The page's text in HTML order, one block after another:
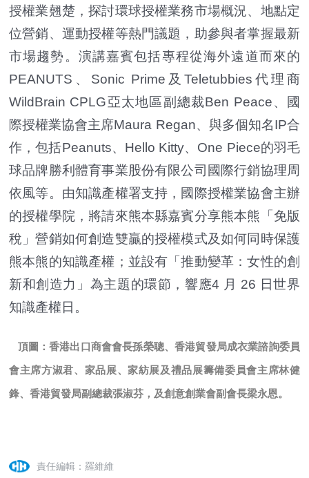
授權業翹楚，探討環球授權業務市場概況、地點定
位營銷、運動授權等熱門議題，助參與者掌握最新
市場趨勢。演講嘉賓包括專程從海外遠道而來的
PEANUTS、Sonic Prime及Teletubbies代理商
WildBrain CPLG亞太地區副總裁Ben Peace、國
際授權業協會主席Maura Regan、與多個知名IP合
作，包括Peanuts、Hello Kitty、One Piece的羽毛
球品牌勝利體育事業股份有限公司國際行銷協理周
依風等。由知識產權署支持，國際授權業協會主辦
的授權學院，將請來熊本縣嘉賓分享熊本熊「免版
稅」營銷如何創造雙贏的授權模式及如何同時保護
熊本熊的知識產權；並設有「推動變革：女性的創
新和創造力」為主題的環節，響應4 月 26 日世界
知識產權日。
頂圖：香港出口商會會長孫榮聰、香港貿發局成衣業諮詢委員
會主席方淑君、家品展、家紡展及禮品展籌備委員會主席林健
鋒、香港貿發局副總裁張淑芬，及創意創業會副會長梁永恩。
責任編輯：羅維維